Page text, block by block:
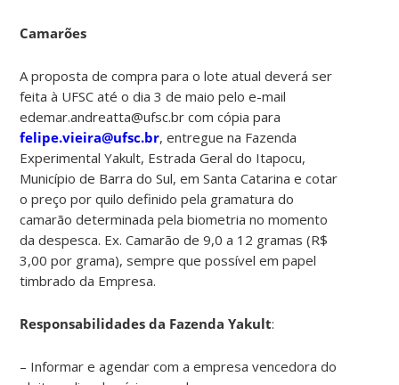
Camarões
A proposta de compra para o lote atual deverá ser
feita à UFSC até o dia 3 de maio pelo e-mail
edemar.andreatta@ufsc.br com cópia para
felipe.vieira@ufsc.br, entregue na Fazenda
Experimental Yakult, Estrada Geral do Itapocu,
Município de Barra do Sul, em Santa Catarina e cotar
o preço por quilo definido pela gramatura do
camarão determinada pela biometria no momento
da despesca. Ex. Camarão de 9,0 a 12 gramas (R$
3,00 por grama), sempre que possível em papel
timbrado da Empresa.
Responsabilidades da Fazenda Yakult:
– Informar e agendar com a empresa vencedora do